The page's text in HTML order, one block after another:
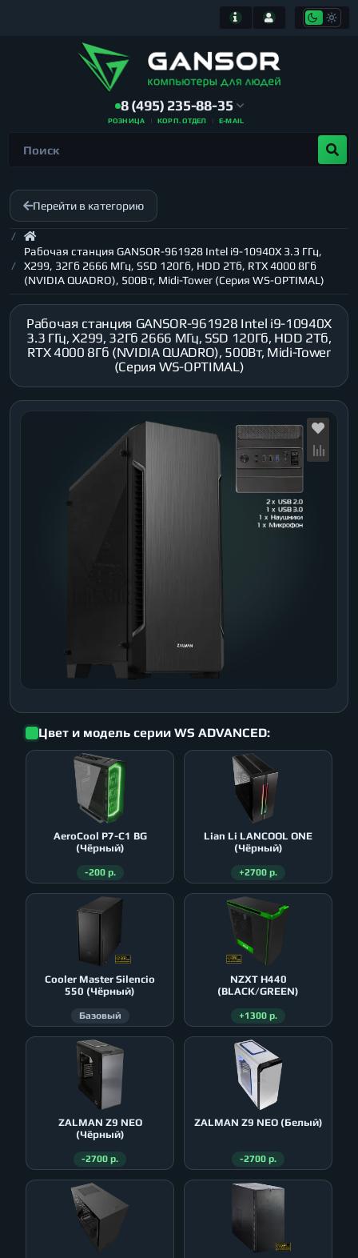
8 (495) 235-88-35
РОЗНИЦА КОРП. ОТДЕЛ E-MAIL
Перейти в категорию
Рабочая станция GANSOR-961928 Intel i9-10940X 3.3 ГГц,
X299, 32Гб 2666 МГц, SSD 120Гб, HDD 2Тб, RTX 4000 8Гб
(NVIDIA QUADRO), 500Вт, Midi-Tower (Серия WS-OPTIMAL)
Рабочая станция GANSOR-961928 Intel i9-10940X
3.3 ГГц, X299, 32Гб 2666 МГц, SSD 120Гб, HDD 2Тб,
RTX 4000 8Гб (NVIDIA QUADRO), 500Вт, Midi-Tower
(Серия WS-OPTIMAL)
Цвет и модель серии WS ADVANCED:
AeroСool P7-C1 BG
(Чёрный)
-200 р.
Lian Li LANCOOL ONE
(Чёрный)
+2700 р.
Cooler Master Silencio
550 (Чёрный)
Базовый
NZXT H440
(BLACK/GREEN)
+1300 р.
ZALMAN Z9 NEO
(Чёрный)
-2700 р.
ZALMAN Z9 NEO (Белый)
-2700 р.